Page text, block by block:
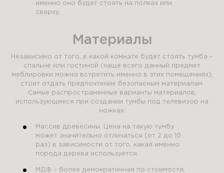
именно оно будет стоять на полках или
сверху.
Материалы
Независимо от того, в какой комнате будет стоять тумба –
спальне или гостиной (чаще всего данный предмет
меблировки можно встретить именно в этих помещениях),
стоит отдать предпочтение безопасным материалам.
Самые распространенные варианты материалов,
использующиеся при создании тумбы под телевизор на
ножках.
Массив древесины. Цена на такую тумбу
может значительно отличаться (от 2 до 10
раз) в зависимости от того, какая именно
порода дерева используется.
МДФ – более демократичная по стоимости,